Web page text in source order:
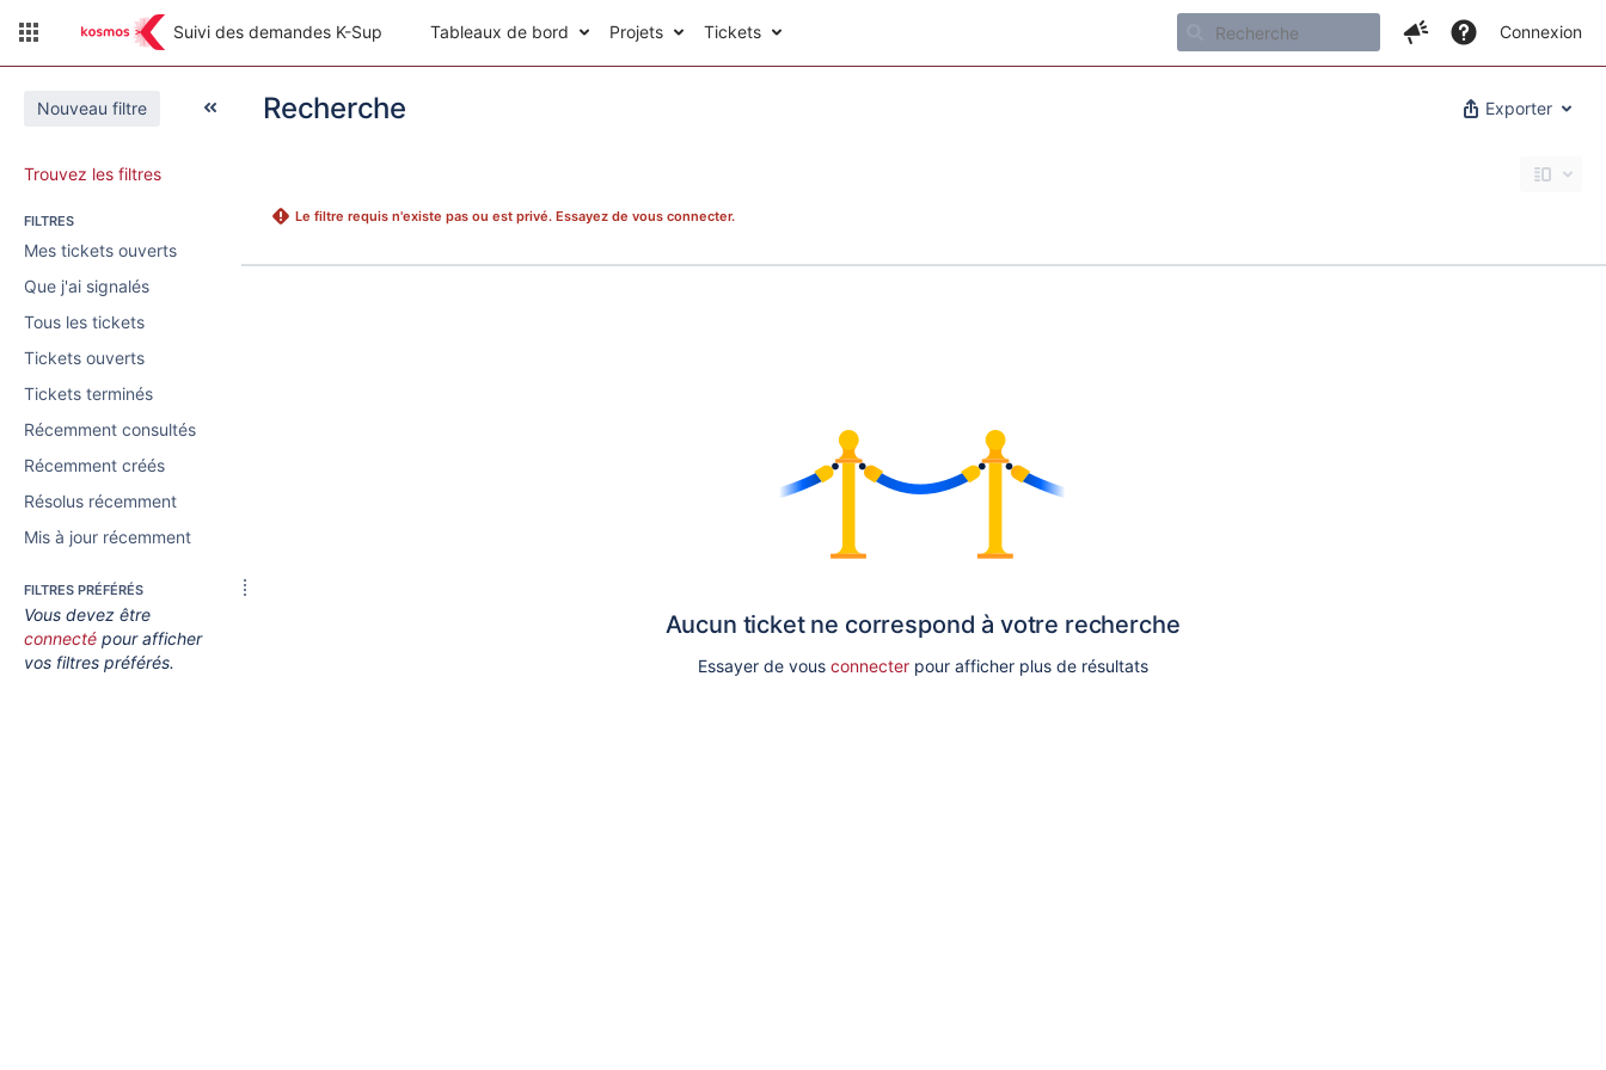
Suivi des demandes K-Sup Tableaux de bord Projets Tickets Connexion
Nouveau filtre
Trouvez les filtres
FILTRES
Mes tickets ouverts
Que j'ai signalés
Tous les tickets
Tickets ouverts
Tickets terminés
Récemment consultés
Récemment créés
Résolus récemment
Mis à jour récemment
FILTRES PRÉFÉRÉS
Vous devez être
connecté pour afficher
vos filtres préférés.
Recherche Exporter
Le filtre requis n'existe pas ou est privé. Essayez de vous connecter.
Aucun ticket ne correspond à votre recherche
Essayer de vous connecterpour afficher plus de résultats